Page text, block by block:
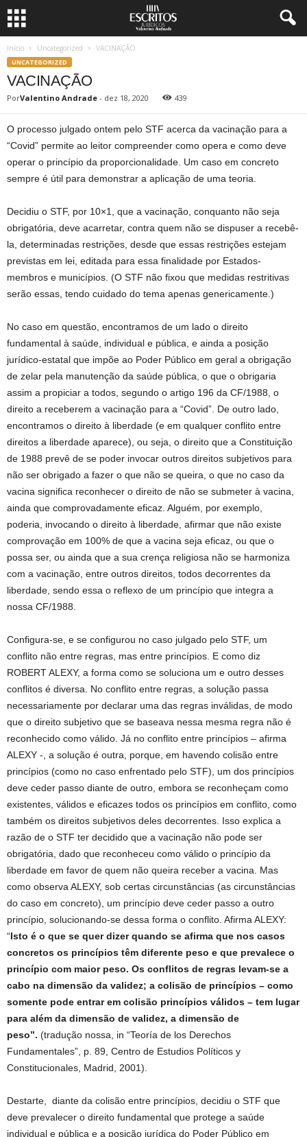
Início Uncategorized VACINAÇÃO
UNCATEGORIZED
VACINAÇÃO
PorValentino Andrade - dez 18, 2020 439
O processo julgado ontem pelo STF acerca da vacinação para a
“Covid” permite ao leitor compreender como opera e como deve
operar o princípio da proporcionalidade. Um caso em concreto
sempre é útil para demonstrar a aplicação de uma teoria.
Decidiu o STF, por 10×1, que a vacinação, conquanto não seja
obrigatória, deve acarretar, contra quem não se dispuser a recebê-
la, determinadas restrições, desde que essas restrições estejam
previstas em lei, editada para essa finalidade por Estados-
membros e municípios. (O STF não fixou que medidas restritivas
serão essas, tendo cuidado do tema apenas genericamente.)
No caso em questão, encontramos de um lado o direito
fundamental à saúde, individual e pública, e ainda a posição
jurídico-estatal que impõe ao Poder Público em geral a obrigação
de zelar pela manutenção da saúde pública, o que o obrigaria
assim a propiciar a todos, segundo o artigo 196 da CF/1988, o
direito a receberem a vacinação para a “Covid”. De outro lado,
encontramos o direito à liberdade (e em qualquer conflito entre
direitos a liberdade aparece), ou seja, o direito que a Constituição
de 1988 prevê de se poder invocar outros direitos subjetivos para
não ser obrigado a fazer o que não se queira, o que no caso da
vacina significa reconhecer o direito de não se submeter à vacina,
ainda que comprovadamente eficaz. Alguém, por exemplo,
poderia, invocando o direito à liberdade, afirmar que não existe
comprovação em 100% de que a vacina seja eficaz, ou que o
possa ser, ou ainda que a sua crença religiosa não se harmoniza
com a vacinação, entre outros direitos, todos decorrentes da
liberdade, sendo essa o reflexo de um princípio que integra a
nossa CF/1988.
Configura-se, e se configurou no caso julgado pelo STF, um
conflito não entre regras, mas entre princípios. E como diz
ROBERT ALEXY, a forma como se soluciona um e outro desses
conflitos é diversa. No conflito entre regras, a solução passa
necessariamente por declarar uma das regras inválidas, de modo
que o direito subjetivo que se baseava nessa mesma regra não é
reconhecido como válido. Já no conflito entre princípios – afirma
ALEXY -, a solução é outra, porque, em havendo colisão entre
princípios (como no caso enfrentado pelo STF), um dos princípios
deve ceder passo diante de outro, embora se reconheçam como
existentes, válidos e eficazes todos os princípios em conflito, como
também os direitos subjetivos deles decorrentes. Isso explica a
razão de o STF ter decidido que a vacinação não pode ser
obrigatória, dado que reconheceu como válido o princípio da
liberdade em favor de quem não queira receber a vacina. Mas
como observa ALEXY, sob certas circunstâncias (as circunstâncias
do caso em concreto), um princípio deve ceder passo a outro
princípio, solucionando-se dessa forma o conflito. Afirma ALEXY:
“Isto é o que se quer dizer quando se afirma que nos casos
concretos os princípios têm diferente peso e que prevalece o
princípio com maior peso. Os conflitos de regras levam-se a
cabo na dimensão da validez; a colisão de princípios – como
somente pode entrar em colisão princípios válidos – tem lugar
para além da dimensão de validez, a dimensão de
peso”. (tradução nossa, in “Teoría de los Derechos
Fundamentales”, p. 89, Centro de Estudios Políticos y
Constitucionales, Madrid, 2001).
Destarte, diante da colisão entre princípios, decidiu o STF que
deve prevalecer o direito fundamental que protege a saúde
individual e pública e a posição jurídica do Poder Público em